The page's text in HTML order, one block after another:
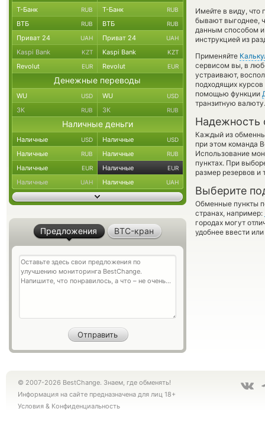
Имейте в виду, что
бывают выгоднее,
данным способом и
инструкцией из
Применяйте
сервисом вы, в
устраивают,
подходящих
помощью функции
транзитную валюту.
Надежность
Каждый из
при этом команда
Использование
пунктах. При
размер резервов и
Выберите
Обменные пункты
странах, например:
городах могут
удобнее ввести
Т-Банк RUB Т-Банк RUB
ВТБ RUB ВТБ RUB
Приват 24 UAH Приват 24 UAH
Kaspi Bank KZT Kaspi Bank KZT
Revolut EUR Revolut EUR
Денежные переводы
WU USD WU USD
ЗК RUB ЗК RUB
Наличные деньги
Наличные USD Наличные USD
Наличные RUB Наличные RUB
Наличные EUR Наличные EUR
Наличные UAH Наличные UAH
Предложения BTC-кран
© 2007-2026 BestChange. Знаем, где обменять!
Информация на сайте предназначена для лиц 18+
Условия & Конфиденциальность